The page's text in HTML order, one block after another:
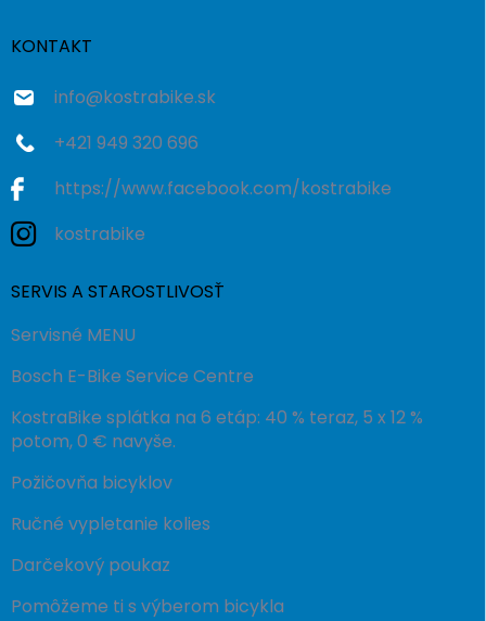
KONTAKT
info@kostrabike.sk
+421 949 320 696
https://www.facebook.com/kostrabike
kostrabike
SERVIS A STAROSTLIVOSŤ
Servisné MENU
Bosch E-Bike Service Centre
KostraBike splátka na 6 etáp: 40 % teraz, 5 x 12 %
potom, 0 € navyše.
Požičovňa bicyklov
Ručné vypletanie kolies
Darčekový poukaz
Pomôžeme ti s výberom bicykla